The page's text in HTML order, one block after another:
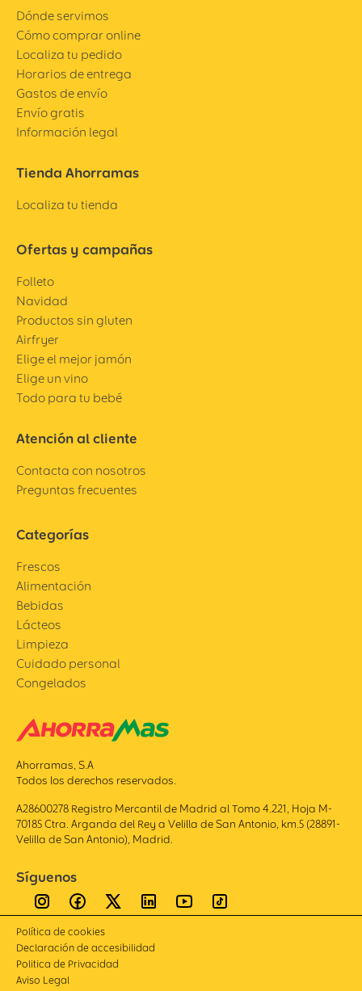
Dónde servimos
Cómo comprar online
Localiza tu pedido
Horarios de entrega
Gastos de envío
Envío gratis
Información legal
Tienda Ahorramas
Localiza tu tienda
Ofertas y campañas
Folleto
Navidad
Productos sin gluten
Airfryer
Elige el mejor jamón
Elige un vino
Todo para tu bebé
Atención al cliente
Contacta con nosotros
Preguntas frecuentes
Categorías
Frescos
Alimentación
Bebidas
Lácteos
Limpieza
Cuidado personal
Congelados
Ahorramas, S.A
Todos los derechos reservados.
A28600278 Registro Mercantil de Madrid al Tomo 4.221, Hoja M-
70185 Ctra. Arganda del Rey a Velilla de San Antonio, km.5 (28891-
Velilla de San Antonio), Madrid.
Síguenos
Política de cookies
Declaración de accesibilidad
Politica de Privacidad
Aviso Legal